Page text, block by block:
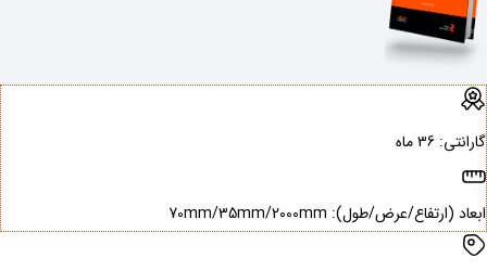
گارانتی: ‌36 ماه
ابعاد (ارتفاع/عرض/طول): ‌70mm/35mm/2000mm